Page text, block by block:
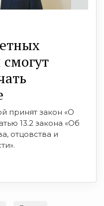
принят закон «О
13.2 закона «Об
отцовства и